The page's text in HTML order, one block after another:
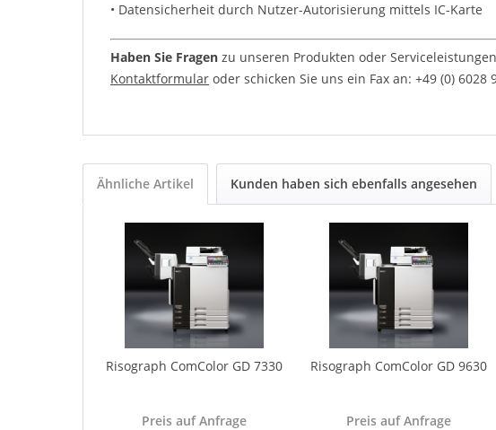
• Datensicherheit durch Nutzer-Autorisierung mittels IC-Karte
Haben Sie Fragen zu unseren Produkten oder
Kontaktformular oder schicken Sie uns ein Fax an: +49 (0) 6028
Ähnliche Artikel Kunden haben sich ebenfalls angesehen
Risograph ComColor GD 7330
Preis auf Anfrage
Risograph ComColor GD 9630
Preis auf Anfrage